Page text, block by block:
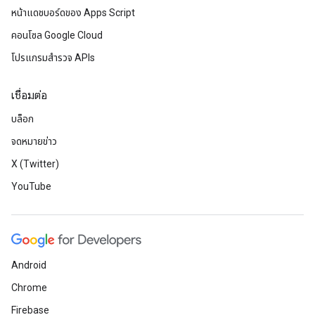
หน้าแดชบอร์ดของ Apps Script
คอนโซล Google Cloud
โปรแกรมสำรวจ APIs
เชื่อมต่อ
บล็อก
จดหมายข่าว
X (Twitter)
YouTube
Android
Chrome
Firebase